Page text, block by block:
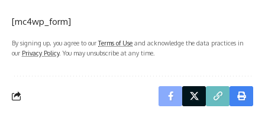
[mc4wp_form]
By signing up, you agree to ourTerms of Use and acknowledge the data practices in
our Privacy Policy. You may unsubscribe at any time.